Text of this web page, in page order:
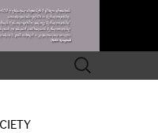
Search
for: